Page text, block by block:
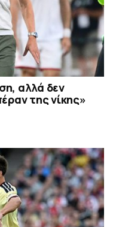
αλλά δεν
της νίκης»